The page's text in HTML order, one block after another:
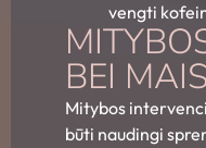
vengti
BEI
Mitybos
būti naudingi